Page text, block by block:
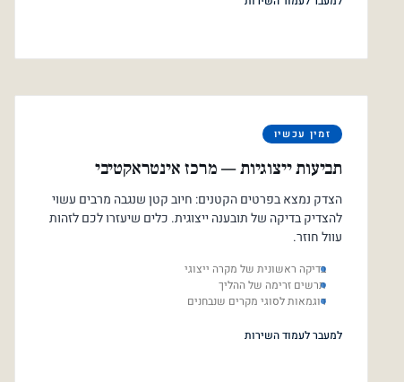
זמין עכשיו
תביעות ייצוגיות — מרכז אינטראקטיבי
הצדק נמצא בפרטים הקטנים: חיוב קטן שנגבה מרבים עשוי
להצדיק בדיקה של תובענה ייצוגית. כלים שיעזרו לכם לזהות
עוול חוזר.
בדיקה ראשונית של מקרה ייצוגי
תרשים זרימה של ההליך
דוגמאות לסוגי מקרים שנבחנים
למעבר לעמוד השירות